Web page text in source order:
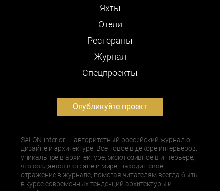
Яхты
Отели
Рестораны
Журнал
Cпецпроекты
Опубликуйте проект
SALON-interior — авторитетный российский журнал о
дизайне и архитектуре. Все новое в декоре интерьеров,
уникальное в архитектуре, эксклюзивное в интерьере,
что создается в стране и мире, находит свое
отражение в журнале, помогая читателям всегда быть
в курсе современных тенденций архитектуры и